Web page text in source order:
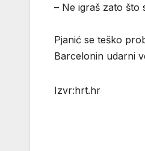
– Ne igraš zato što
Pjanić se teško
Barcelonin udarni
Izvr:hrt.hr